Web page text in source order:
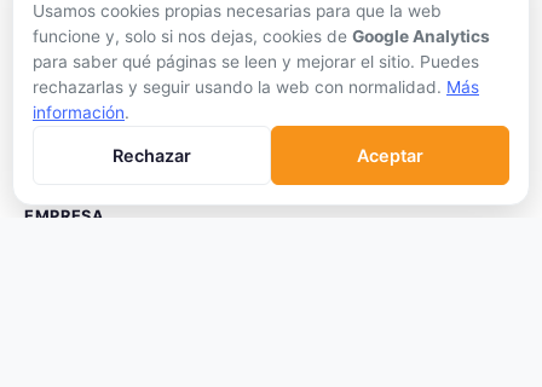
Cómo Comprar
Staking
DeFi
Trading
EMPRESA
Usamos cookies propias necesarias para que la web
funcione y, solo si nos dejas, cookies de Google Analytics
para saber qué páginas se leen y mejorar el sitio. Puedes
rechazarlas y seguir usando la web con normalidad. Más
información.
Rechazar Aceptar